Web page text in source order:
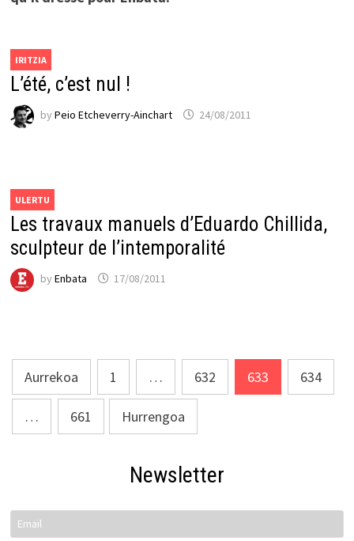
IRITZIA
L’été, c’est nul !
by Peio Etcheverry-Ainchart 24/08/2011
ULERTU
Les travaux manuels d’Eduardo Chillida,
sculpteur de l’intemporalité
by Enbata 17/08/2011
Posts
pagination
Aurrekoa 1 … 632 633 634
… 661 Hurrengoa
Newsletter